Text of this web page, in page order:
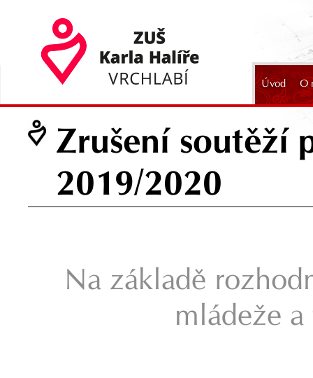
Úvod O
2024
Zrušení soutěží
2019/2020
Na základě
mládeže